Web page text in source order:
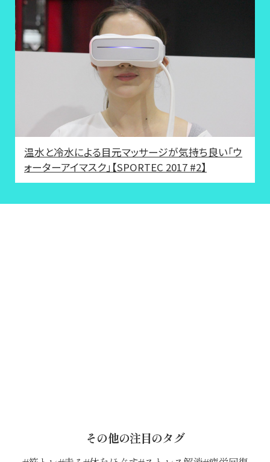
温水と冷水による目元マッサージが気持ち良い「ウ
ォーターアイマスク」【SPORTEC 2017 #2】
その他の注目のタグ